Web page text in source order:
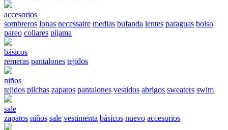
accesorios
sombreros lonas necessaire medias bufanda lentes paraguas bolso
pareo collares pijama
básicos
remeras pantalones tejidos
niños
tejidos pilchas zapatos pantalones vestidos abrigos sweaters swim
sale
zapatos niños sale vestimenta básicos nuevo accesorios